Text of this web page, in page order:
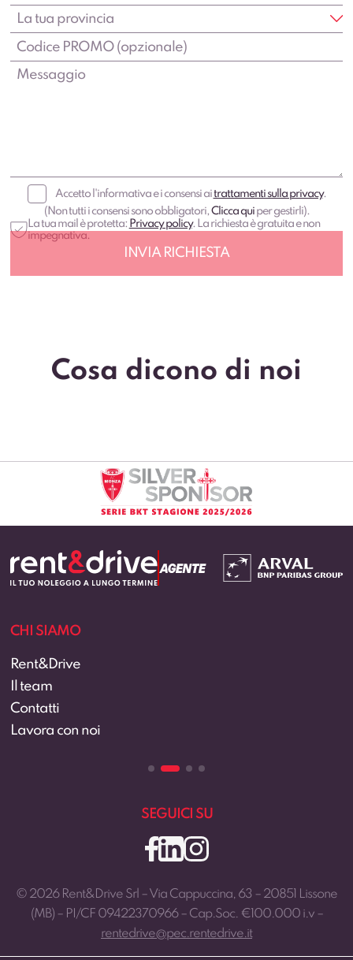
Accetto l'informativa e i consensi aitrattamenti sulla privacy.
(Non tutti i consensi sono obbligatori,Clicca quiper gestirli).
La tua mail è protetta: Privacy policy. La richiesta è gratuita e non
impegnativa.
Cosa dicono di noi
CHI SIAMO
Rent&Drive
Il team
Contatti
Lavora con noi
SEGUICI SU
© 2026 Rent&Drive Srl – Via Cappuccina, 63 – 20851 Lissone
(MB) – PI/CF 09422370966 – Cap.Soc. €100.000 i.v –
rentedrive@pec.rentedrive.it